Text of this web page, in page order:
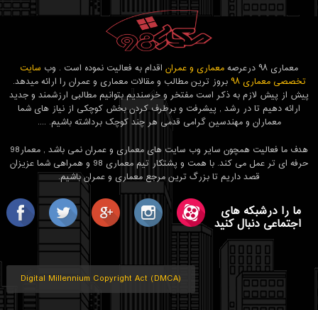
معماری ۹۸ درعرصه معماری و عمران اقدام به فعالیت نموده است . وب سایت
تخصصی معماری ۹۸
بروز ترین مطالب و مقالات معماری و عمران را ارائه میدهد.
پیش از پیش لازم به ذکر است مفتخر و خرسندیم بتوانیم مطالبی ارزشمند و جدید
ارائه دهیم تا در رشد , پیشرفت و برطرف کردن بخش کوچکی از نیاز های شما
معماران و مهندسین گرامی قدمی هر چند کوچک برداشته باشیم. ....
هدف ما فعالیت همچون سایر وب سایت های معماری و عمران نمی باشد , معمار98
حرفه ای تر عمل می کند. با همت و پشتکار تیم معماری 98 و همراهی شما عزیزان
قصد داریم تا بزرگ ترین مرجع معماری و عمران باشیم.
ما را درشبکه های
اجتماعی دنبال کنید
Digital Millennium Copyright Act (DMCA)